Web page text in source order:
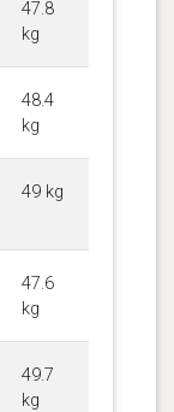
47.8
kg
48.4
kg
49 kg
47.6
kg
49.7
kg